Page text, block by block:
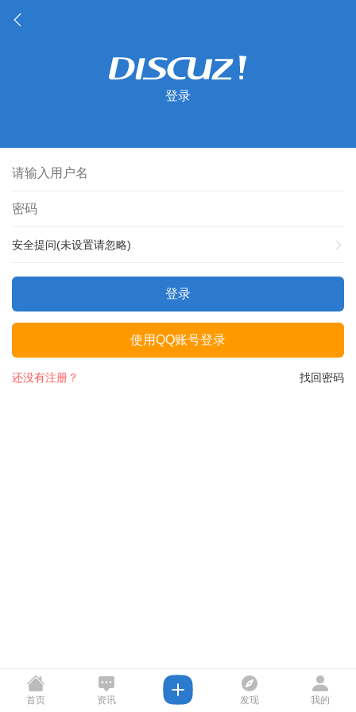
登录
安全提问(未设置请忽略)
登录
使用QQ账号登录
找回密码
还没有注册？
首页 资讯 发现 我的